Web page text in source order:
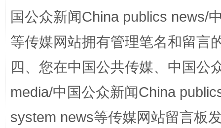
国公众新闻China publics news/
等传媒网站拥有管理笔名和留言
四、您在中国公共传媒、中国公
media/中国公众新闻China
system news等传媒网站留言板